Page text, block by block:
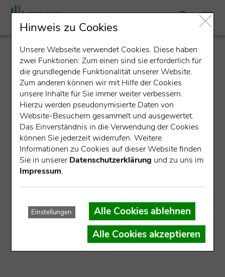
detail
Datensatz nicht gefunden.
Für die angegebene ID konnte kein Datensatz gefunden
werden.
Die Veranstaltung ist bereits abgelaufen
Der Datensatz ist dem Ausgabekanal nicht
Hinweis zu Cookies
Unsere Webseite verwendet Cookies. Diese haben
zwei Funktionen: Zum einen sind sie erforderlich für
die grundlegende Funktionalität unserer Website.
Zum anderen können wir mit Hilfe der Cookies
unsere Inhalte für Sie immer weiter verbessern.
Hierzu werden pseudonymisierte Daten von
Website-Besuchern gesammelt und ausgewertet.
Das Einverständnis in die Verwendung der Cookies
können Sie jederzeit widerrufen. Weitere
Informationen zu Cookies auf dieser Website finden
Sie in unsererDatenschutzerklärung und zu uns im
Impressum.
Einstellungen
Alle Cookies ablehnen
Alle Cookies akzeptieren